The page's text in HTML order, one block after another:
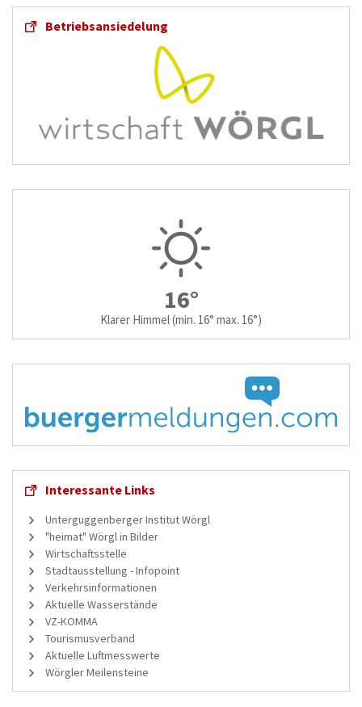
Betriebsansiedelung
16°
Klarer Himmel(min. 16° max. 16°)
Interessante Links
Unterguggenberger Institut Wörgl
"heimat" Wörgl in Bilder
Wirtschaftsstelle
Stadtausstellung - Infopoint
Verkehrsinformationen
Aktuelle Wasserstände
VZ-KOMMA
Tourismusverband
Aktuelle Luftmesswerte
Wörgler Meilensteine